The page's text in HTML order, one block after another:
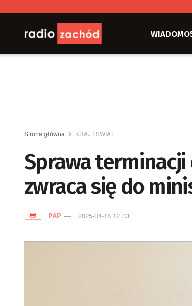
Strona główna KRAJ I ŚWIAT
Sprawa terminacji
zwraca się do
PAP 2025-04-18 12:33